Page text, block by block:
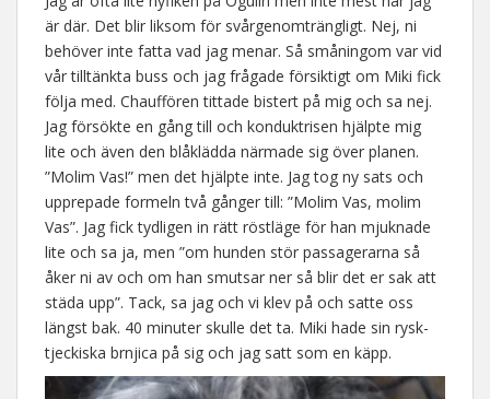
är där. Det blir liksom för svårgenomträngligt. Nej, ni
behöver inte fatta vad jag menar. Så småningom var vid
vår tilltänkta buss och jag frågade försiktigt om Miki fick
följa med. Chauffören tittade bistert på mig och sa nej.
Jag försökte en gång till och konduktrisen hjälpte mig
lite och även den blåklädda närmade sig över planen.
”Molim Vas!” men det hjälpte inte. Jag tog ny sats och
upprepade formeln två gånger till: ”Molim Vas, molim
Vas”. Jag fick tydligen in rätt röstläge för han mjuknade
lite och sa ja, men ”om hunden stör passagerarna så
åker ni av och om han smutsar ner så blir det er sak att
städa upp”. Tack, sa jag och vi klev på och satte oss
längst bak. 40 minuter skulle det ta. Miki hade sin rysk-
tjeckiska brnjica på sig och jag satt som en käpp.